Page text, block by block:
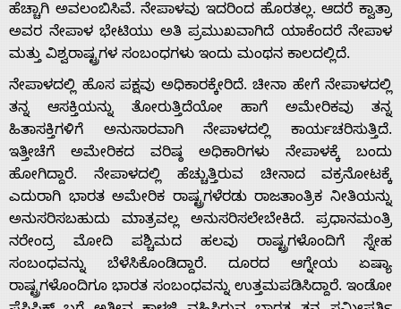
ಹೆಚ್ಚಾಗಿ ಅವಲಂಬಿಸಿವೆ. ನೇಪಾಳವು ಇದರಿಂದ ಹೊರತಲ್ಲ. ಆದರೆ ಕ್ವಾತ್ರಾ
ಅವರ ನೇಪಾಳ ಭೇಟಿಯು ಅತಿ ಪ್ರಮುಖವಾಗಿದೆ ಯಾಕೆಂದರೆ ನೇಪಾಳ
ಮತ್ತು ವಿಶ್ವರಾಷ್ಟ್ರಗಳ ಸಂಬಂಧಗಳು ಇಂದು ಮಂಥನ ಕಾಲದಲ್ಲಿದೆ.
ನೇಪಾಳದಲ್ಲಿ ಹೊಸ ಪಕ್ಷವು ಅಧಿಕಾರಕ್ಕೇರಿದೆ. ಚೀನಾ ಹೇಗೆ ನೇಪಾಳದಲ್ಲಿ
ತನ್ನ ಆಸಕ್ತಿಯನ್ನು ತೋರುತ್ತಿದೆಯೋ ಹಾಗೆ ಅಮೇರಿಕವು ತನ್ನ
ಹಿತಾಸಕ್ತಿಗಳಿಗೆ ಅನುಸಾರವಾಗಿ ನೇಪಾಳದಲ್ಲಿ ಕಾರ್ಯಚರಿಸುತ್ತಿದೆ.
ಇತ್ತೀಚೆಗೆ ಅಮೇರಿಕದ ವರಿಷ್ಠ ಅಧಿಕಾರಿಗಳು ನೇಪಾಳಕ್ಕೆ ಬಂದು
ಹೋಗಿದ್ದಾರೆ. ನೇಪಾಳದಲ್ಲಿ ಹೆಚ್ಚುತ್ತಿರುವ ಚೀನಾದ ವಕ್ರನೋಟಕ್ಕೆ
ಎದುರಾಗಿ ಭಾರತ ಅಮೇರಿಕ ರಾಷ್ಟ್ರಗಳೆರಡು ರಾಜತಾಂತ್ರಿಕ ನೀತಿಯನ್ನು
ಅನುಸರಿಸಬಹುದು ಮಾತ್ರವಲ್ಲ ಅನುಸರಿಸಲೇಬೇಕಿದೆ. ಪ್ರಧಾನಮಂತ್ರಿ
ನರೇಂದ್ರ ಮೋದಿ ಪಶ್ಚಿಮದ ಹಲವು ರಾಷ್ಟ್ರಗಳೊಂದಿಗೆ ಸ್ನೇಹ
ಸಂಬಂಧವನ್ನು ಬೆಳೆಸಿಕೊಂಡಿದ್ದಾರೆ. ದೂರದ ಆಗ್ನೇಯ ಏಷ್ಯಾ
ರಾಷ್ಟ್ರಗಳೊಂದಿಗೂ ಭಾರತ ಸಂಬಂಧವನ್ನು ಉತ್ತಮಪಡಿಸಿದ್ದಾರೆ. ಇಂಡೋ